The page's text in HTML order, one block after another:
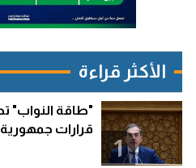
الأكثر قراءة
1
قرارات جمهورية